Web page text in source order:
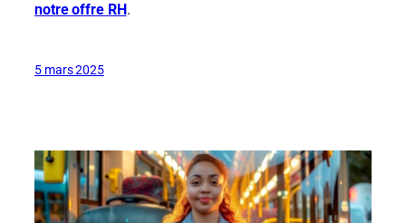
notre offre RH.
5 mars 2025